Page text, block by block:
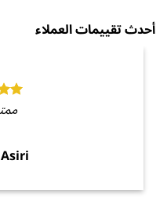
العملاء
ممتاز والله
Hamed Asiri